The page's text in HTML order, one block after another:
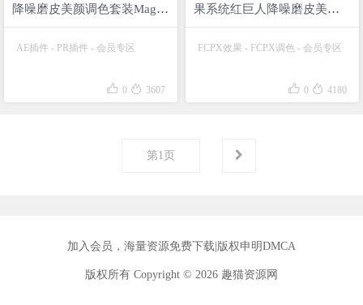
降噪磨皮美颜调色套装Magic
生M1 无需转译 包含
AE插件 - PR插件 - 会员专区
 0  3607
果系统红巨人降噪磨皮美颜
Suite v15.0.0 附带详细安装教
FCPX效果 - FCPX调色 - 会员专区
 0  4180
第1 页
加入会员 ，海量资源免费下载| 版权申明DMCA
版权所有 Copyright © 2026 趣猫资源网